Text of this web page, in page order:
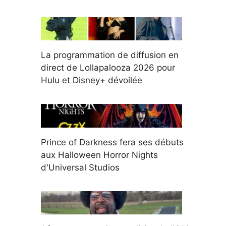
La programmation de diffusion en
direct de Lollapalooza 2026 pour
Hulu et Disney+ dévoilée
Prince of Darkness fera ses débuts
aux Halloween Horror Nights
d'Universal Studios